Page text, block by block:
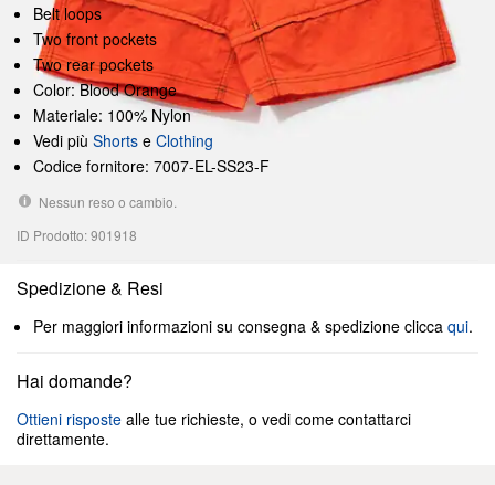
Belt loops
Two front pockets
Two rear pockets
Color: Blood Orange
Materiale: 100% Nylon
Vedi più Shorts e Clothing
Codice fornitore: 7007-EL-SS23-F
Nessun reso o cambio.
ID Prodotto: 901918
Spedizione & Resi
Per maggiori informazioni su consegna & spedizione clicca qui.
Hai domande?
Ottieni risposte alle tue richieste, o vedi come contattarci
direttamente.